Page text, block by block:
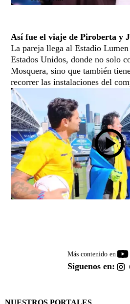
Así fue el viaje de Piroberta y
La pareja llega al Estadio
Estados Unidos, donde no solo
Mosquera, sino que también
recorrer las instalaciones del
Más contenido en
Síguenos en:
NUESTROS PORTALES